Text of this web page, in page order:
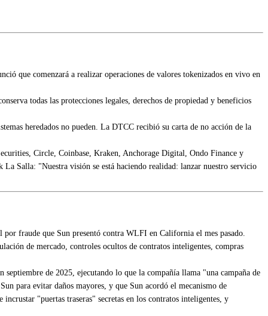
que comenzará a realizar operaciones de valores tokenizados en vivo en
todas las protecciones legales, derechos de propiedad y beneficios
heredados no pueden. La DTCC recibió su carta de no acción de la
Circle, Coinbase, Kraken, Anchorage Digital, Ondo Finance y
Salla: "Nuestra visión se está haciendo realidad: lanzar nuestro servicio
fraude que Sun presentó contra WLFI en California el mes pasado.
de mercado, controles ocultos de contratos inteligentes, compras
de 2025, ejecutando lo que la compañía llama "una campaña de
para evitar daños mayores, y que Sun acordó el mecanismo de
"puertas traseras" secretas en los contratos inteligentes, y